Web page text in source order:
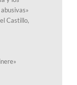
Castillo,